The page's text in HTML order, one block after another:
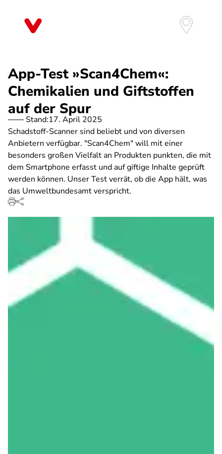
App-Test »Scan4Chem«:
Chemikalien und Giftstoffen
auf der Spur
Stand:17. April 2025
Schadstoff-Scanner sind beliebt und von diversen
Anbietern verfügbar. "Scan4Chem" will mit einer
besonders großen Vielfalt an Produkten punkten, die mit
dem Smartphone erfasst und auf giftige Inhalte geprüft
werden können. Unser Test verrät, ob die App hält, was
das Umweltbundesamt verspricht.